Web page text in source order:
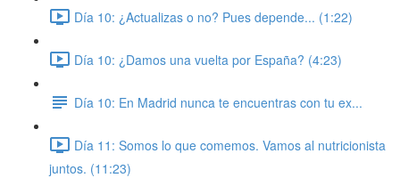
Día 10: ¿Actualizas o no? Pues depende... (1:22)
Día 10: ¿Damos una vuelta por España? (4:23)
Día 10: En Madrid nunca te encuentras con tu ex...
Día 11: Somos lo que comemos. Vamos al nutricionista
juntos. (11:23)